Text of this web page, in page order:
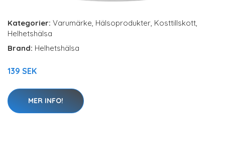
Kategorier: Varumärke, Hälsoprodukter, Kosttillskott,
Helhetshälsa
Brand: Helhetshälsa
139 SEK
MER INFO!